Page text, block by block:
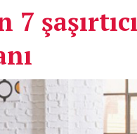
şaşırtıcı